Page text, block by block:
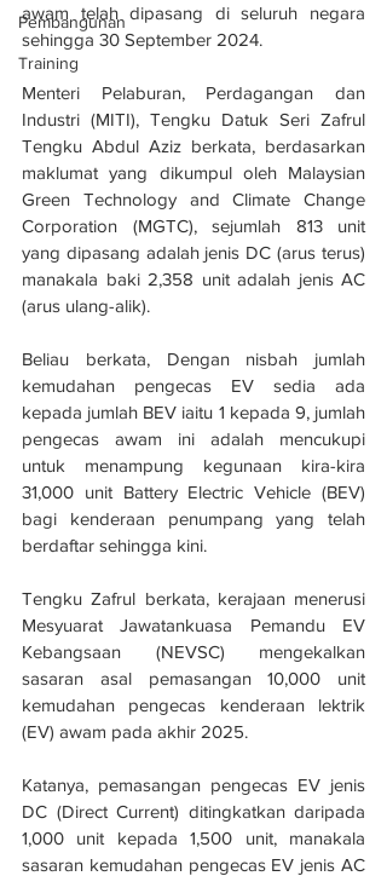
Pembangunan
Training
awam telah dipasang di seluruh negara
sehingga 30 September 2024.
Menteri Pelaburan, Perdagangan dan
Industri (MITI), Tengku Datuk Seri Zafrul
Tengku Abdul Aziz berkata, berdasarkan
maklumat yang dikumpul oleh Malaysian
Green Technology and Climate Change
Corporation (MGTC), sejumlah 813 unit
yang dipasang adalah jenis DC (arus terus)
manakala baki 2,358 unit adalah jenis AC
(arus ulang-alik).
Beliau berkata, Dengan nisbah jumlah
kemudahan pengecas EV sedia ada
kepada jumlah BEV iaitu 1 kepada 9, jumlah
pengecas awam ini adalah mencukupi
untuk menampung kegunaan kira-kira
31,000 unit Battery Electric Vehicle (BEV)
bagi kenderaan penumpang yang telah
berdaftar sehingga kini.
Tengku Zafrul berkata, kerajaan menerusi
Mesyuarat Jawatankuasa Pemandu EV
Kebangsaan (NEVSC) mengekalkan
sasaran asal pemasangan 10,000 unit
kemudahan pengecas kenderaan lektrik
(EV) awam pada akhir 2025.
Katanya, pemasangan pengecas EV jenis
DC (Direct Current) ditingkatkan daripada
1,000 unit kepada 1,500 unit, manakala
sasaran kemudahan pengecas EV jenis AC